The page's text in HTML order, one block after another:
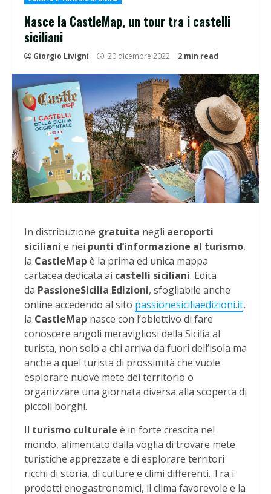
Nasce la CastleMap, un tour tra i castelli
siciliani
Giorgio Livigni 20 dicembre 2022 2 min read
In distribuzione gratuita negli aeroporti
siciliani e nei punti d’informazione al turismo,
la CastleMap è la prima ed unica mappa
cartacea dedicata ai castelli siciliani. Edita
da PassioneSicilia Edizioni, sfogliabile anche
online accedendo al sito passionesiciliaedizioni.it,
la CastleMap nasce con l’obiettivo di fare
conoscere angoli meravigliosi della Sicilia al
turista, non solo a chi arriva da fuori dell’isola ma
anche a quel turista di prossimità che vuole
esplorare nuove mete del territorio o
organizzare una giornata diversa alla scoperta di
piccoli borghi.
Il turismo culturale è in forte crescita nel
mondo, alimentato dalla voglia di trovare mete
turistiche apprezzate e di esplorare territori
ricchi di storia, di culture e climi differenti. Tra i
prodotti enogastronomici, il clima favorevole e la